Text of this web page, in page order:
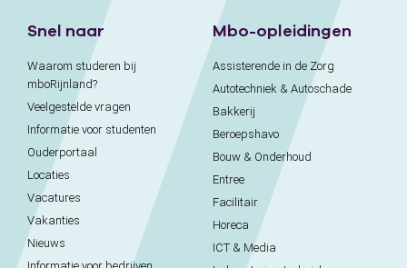
Snel naar
Waarom studeren bij
mboRijnland?
Veelgestelde vragen
Informatie voor studenten
Ouderportaal
Locaties
Vacatures
Vakanties
Nieuws
Mbo-opleidingen
Assisterende in de Zorg
Autotechniek & Autoschade
Bakkerij
Beroepshavo
Bouw & Onderhoud
Entree
Facilitair
Horeca
ICT & Media